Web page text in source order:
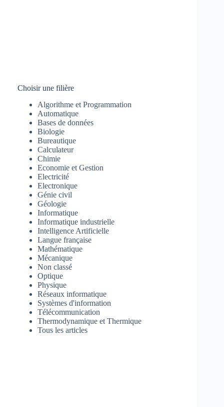
Choisir une filière
Algorithme et Programmation
Automatique
Bases de données
Biologie
Bureautique
Calculateur
Chimie
Economie et Gestion
Electricité
Electronique
Génie civil
Géologie
Informatique
Informatique industrielle
Intelligence Artificielle
Langue française
Mathématique
Mécanique
Non classé
Optique
Physique
Réseaux informatique
Systèmes d'information
Télécommunication
Thermodynamique et Thermique
Tous les articles